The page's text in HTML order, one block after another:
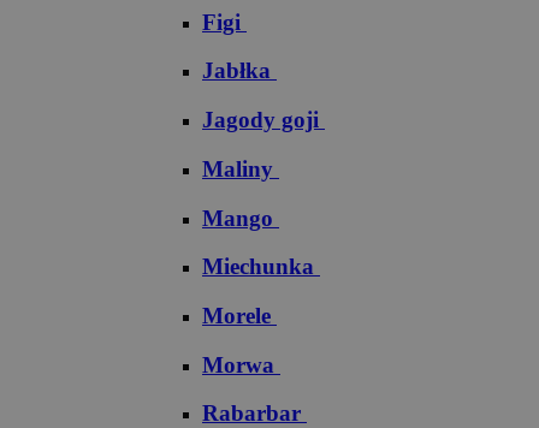
Figi
Jabłka
Jagody goji
Maliny
Mango
Miechunka
Morele
Morwa
Rabarbar